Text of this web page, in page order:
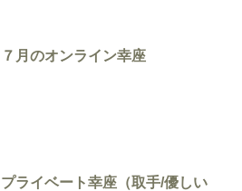
７月のオンライン幸座
プライベート幸座（取手/優しい